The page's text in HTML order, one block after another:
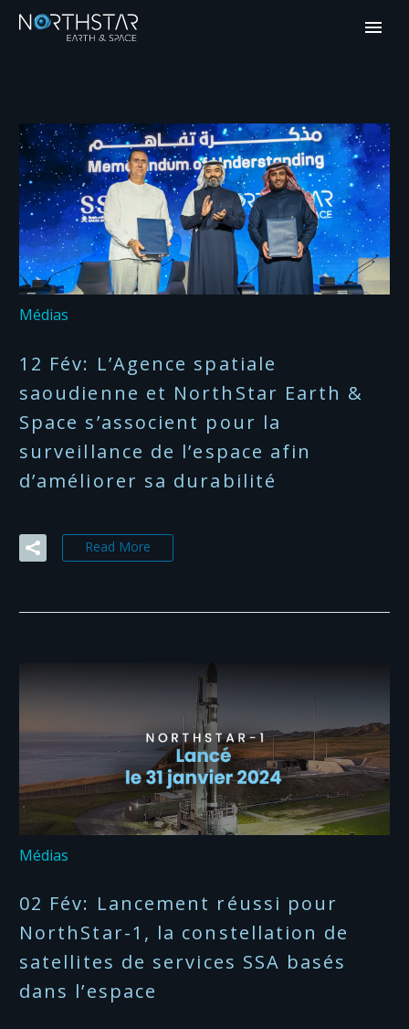
Médias
12 Fév: L’Agence spatiale
saoudienne et NorthStar Earth &
Space s’associent pour la
surveillance de l’espace afin
d’améliorer sa durabilité
Read More
Médias
02 Fév: Lancement réussi pour
NorthStar-1, la constellation de
satellites de services SSA basés
dans l’espace